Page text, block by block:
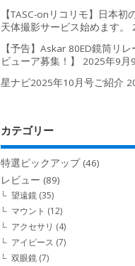
【TASC-onリコリモ】日本
天体撮影サービス始めます。
【予告】Askar 80ED鏡筒リ
ビューア募集！】
2025年9月
星ナビ2025年10月号ご紹介
カテゴリー
特選ピックアップ(46)
レビュー (89)
望遠鏡 (35)
マウント (12)
アクセサリ (4)
アイピース (7)
双眼鏡 (7)